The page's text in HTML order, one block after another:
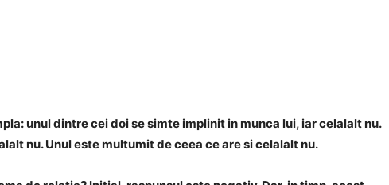
unul dintre cei doi se simte implinit in munca lui, iar celalalt nu.
nu. Unul este multumit de ceea ce are si celalalt nu.